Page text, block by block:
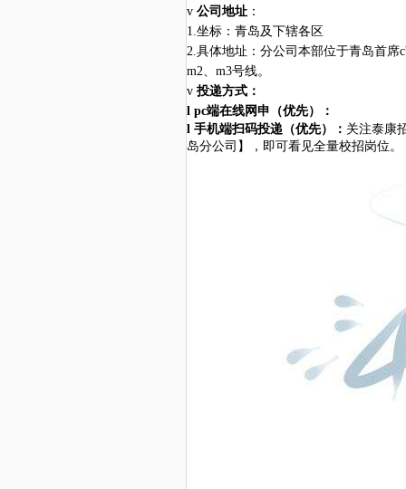
v 公司地址 ：
1.坐标：青岛及下辖各区
2.具体地址：分公司本部位于青岛首席
m2、m3号线。
v 投递方式：
l pc端在线网申（优先）
：
l 手机端扫码投递（优先） ： 关注泰康
岛分公司】，即可看见全量校招岗位。